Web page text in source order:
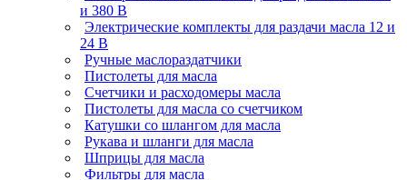
и 380 В
Электрические комплекты для раздачи масла 12 и
24 В
Ручные маслораздатчики
Пистолеты для масла
Счетчики и расходомеры масла
Пистолеты для масла со счетчиком
Катушки со шлангом для масла
Рукава и шланги для масла
Шприцы для масла
Фильтры для масла